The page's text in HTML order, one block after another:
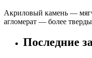
Акриловый камень —
агломерат — более
Последние